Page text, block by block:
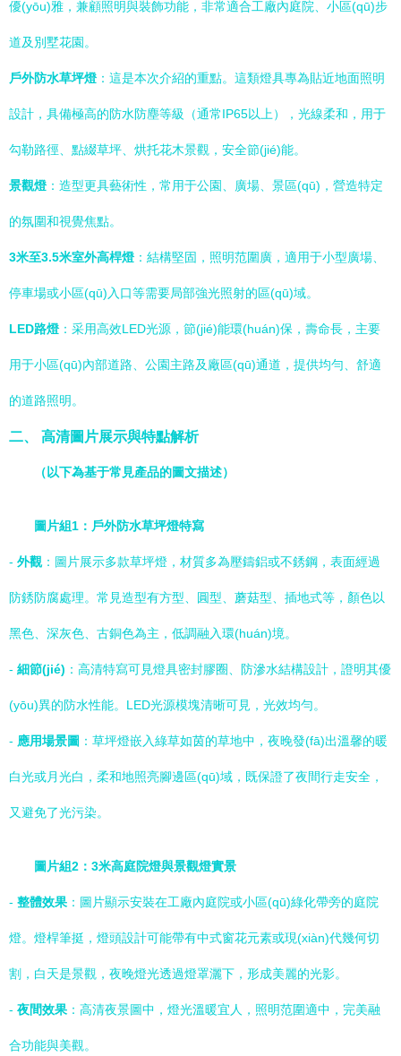
優(yōu)雅，兼顧照明與裝飾功能，非常適合工廠內庭院、小區(qū)步
道及別墅花園。
戶外防水草坪燈：這是本次介紹的重點。這類燈具專為貼近地面照明
設計，具備極高的防水防塵等級（通常IP65以上），光線柔和，用于
勾勒路徑、點綴草坪、烘托花木景觀，安全節(jié)能。
景觀燈：造型更具藝術性，常用于公園、廣場、景區(qū)，營造特定
的氛圍和視覺焦點。
3米至3.5米室外高桿燈：結構堅固，照明范圍廣，適用于小型廣場、
停車場或小區(qū)入口等需要局部強光照射的區(qū)域。
LED路燈：采用高效LED光源，節(jié)能環(huán)保，壽命長，主要
用于小區(qū)內部道路、公園主路及廠區(qū)通道，提供均勻、舒適
的道路照明。
二、 高清圖片展示與特點解析
（以下為基于常見產品的圖文描述）
圖片組1：戶外防水草坪燈特寫
- 外觀：圖片展示多款草坪燈，材質多為壓鑄鋁或不銹鋼，表面經過
防銹防腐處理。常見造型有方型、圓型、蘑菇型、插地式等，顏色以
黑色、深灰色、古銅色為主，低調融入環(huán)境。
- 細節(jié) ：高清特寫可見燈具密封膠圈、防滲水結構設計，證明其優
(yōu)異的防水性能。LED光源模塊清晰可見，光效均勻。
- 應用場景圖 ：草坪燈嵌入綠草如茵的草地中，夜晚發(fā)出溫馨的暖
白光或月光白，柔和地照亮腳邊區(qū)域，既保證了夜間行走安全，
又避免了光污染。
圖片組2：3米高庭院燈與景觀燈實景
- 整體效果 ：圖片顯示安裝在工廠內庭院或小區(qū)綠化帶旁的庭院
燈。燈桿筆挺，燈頭設計可能帶有中式窗花元素或現(xiàn)代幾何切
割，白天是景觀，夜晚燈光透過燈罩灑下，形成美麗的光影。
- 夜間效果 ：高清夜景圖中，燈光溫暖宜人，照明范圍適中，完美融
合功能與美觀。